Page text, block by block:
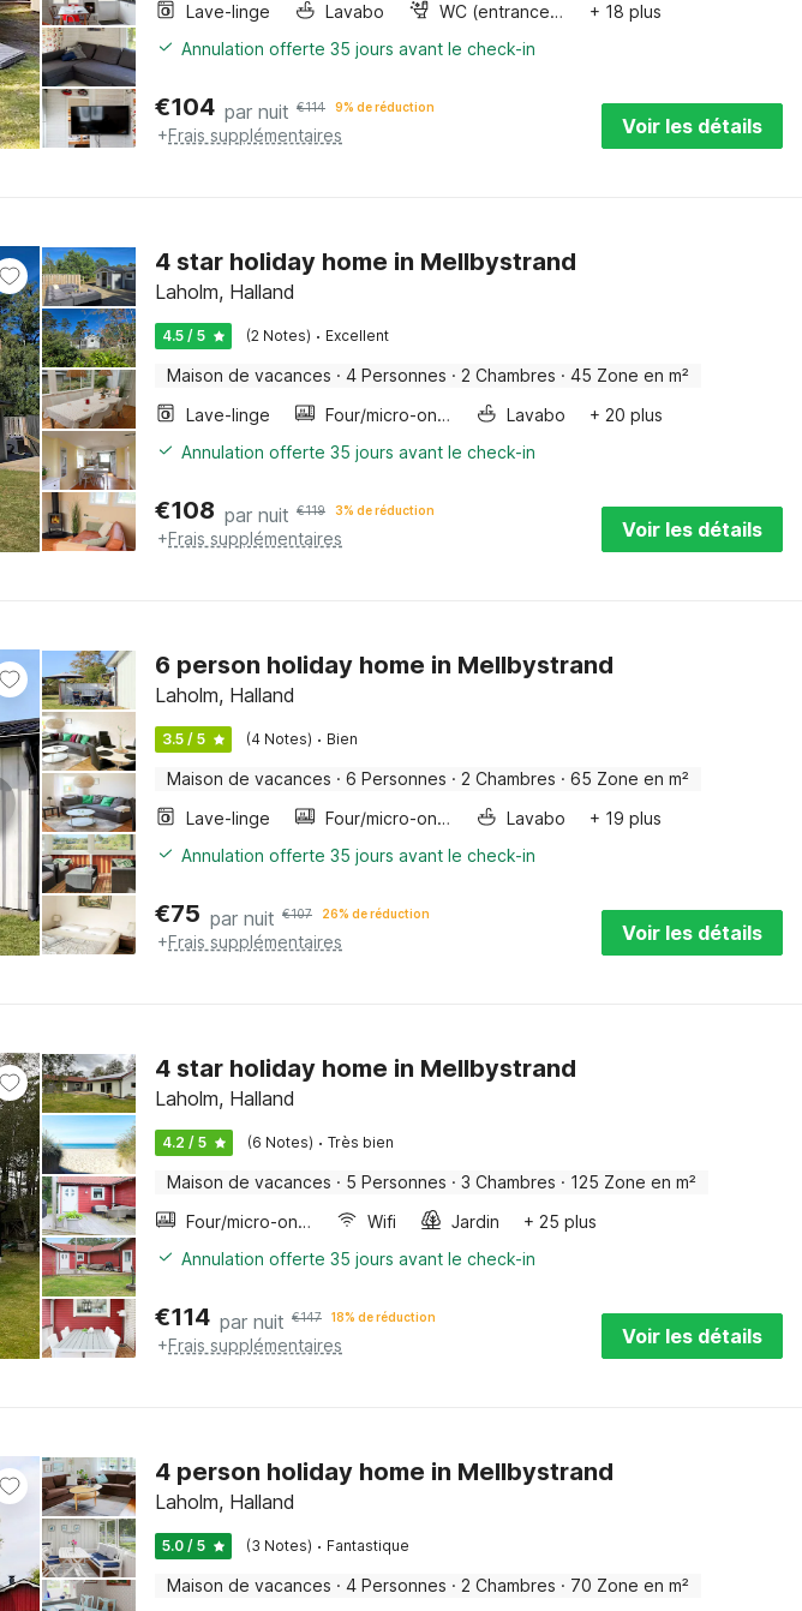
Lave-linge
Lavabo WC (entrance from outside)
+ 18 plus
Annulation offerte 35 jours avant le check-in
€104 par nuit €114 9% de réduction
+Frais supplémentaires Voir les détails
4 star holiday home in Mellbystrand
Laholm, Halland
4.5 / 5 (2 Notes) · Excellent
Maison de vacances · 4 Personnes · 2 Chambres · 45 Zone en m²
Lave-linge
Four/micro-onde combinés Lavabo
+ 20 plus
Annulation offerte 35 jours avant le check-in
€108 par nuit €119 3% de réduction
+Frais supplémentaires Voir les détails
6 person holiday home in Mellbystrand
Laholm, Halland
3.5 / 5 (4 Notes) · Bien
Maison de vacances · 6 Personnes · 2 Chambres · 65 Zone en m²
Lave-linge
Four/micro-onde combinés Lavabo
+ 19 plus
Annulation offerte 35 jours avant le check-in
€75 par nuit €107 26% de réduction
+Frais supplémentaires Voir les détails
4 star holiday home in Mellbystrand
Laholm, Halland
4.2 / 5 (6 Notes) · Très bien
Maison de vacances · 5 Personnes · 3 Chambres · 125 Zone en m²
Four/micro-onde combinés
Wifi Jardin
+ 25 plus
Annulation offerte 35 jours avant le check-in
€114 par nuit €147 18% de réduction
+Frais supplémentaires Voir les détails
4 person holiday home in Mellbystrand
Laholm, Halland
5.0 / 5 (3 Notes) · Fantastique
Maison de vacances · 4 Personnes · 2 Chambres · 70 Zone en m²